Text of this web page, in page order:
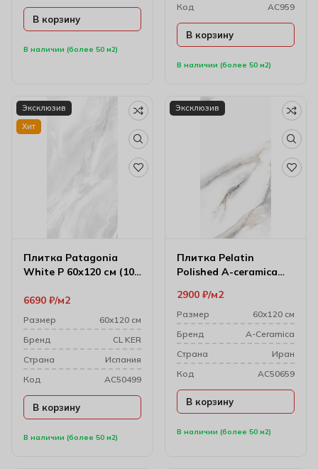
В наличии (более 50 м2)
В корзину
В наличии (более 50 м2)
Код
AC959
В корзину
Эксклюзив
Хит
Плитка Patagonia
White P 60х120 см (10
В наличии (более 50 м2)
6690 ₽ м2
Размер
60х120 см
Бренд
CL KER
Cтрана
Испания
Код
AC50499
В корзину
Эксклюзив
Плитка Pelatin
Polished A-ceramica
Ac76509
В наличии (более 50 м2)
2900 ₽ м2
Размер
60х120 см
Бренд
A-Ceramica
Cтрана
Иран
Код
AC50659
В корзину